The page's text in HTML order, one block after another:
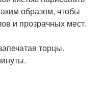
образом, чтобы
и прозрачных мест.
торцы.